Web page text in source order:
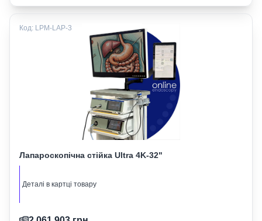
Код: LPM-LAP-3
Лапароскопічна стійка Ultra 4K-32"
Деталі в картці товару